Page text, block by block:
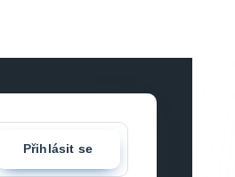
Přihlásit se